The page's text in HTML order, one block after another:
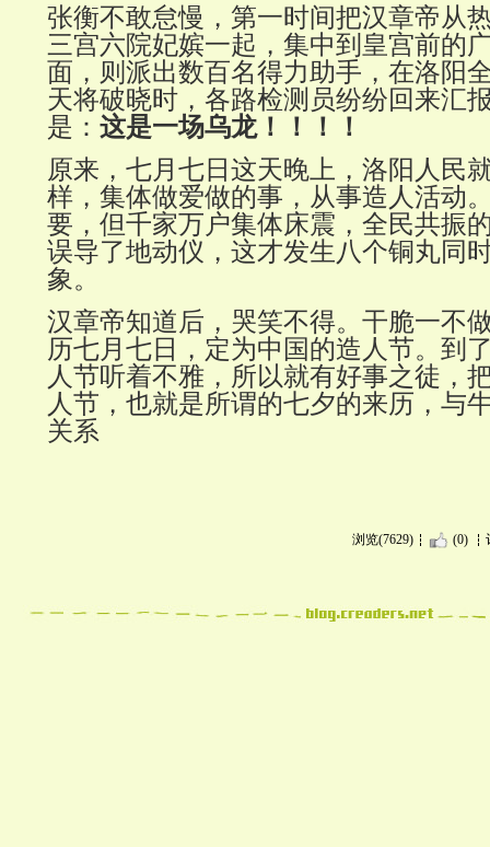
张衡不敢怠慢，第一时间把汉章帝从
三宫六院妃嫔一起，集中到皇宫前的
面，则派出数百名得力助手，在洛阳
天将破晓时，各路检测员纷纷回来汇
是： 这是一场乌龙！！！！
原来，七月七日这天晚上，洛阳人民
样，集体做爱做的事，从事造人活动
要，但千家万户集体床震，全民共振
误导了地动仪，这才发生八个铜丸同
象。
汉章帝知道后，哭笑不得。干脆一不
历七月七日，定为中国的造人节。到
人节听着不雅，所以就有好事之徒，
人节，也就是所谓的七夕的来历，与
关系
浏览(7629) (0)